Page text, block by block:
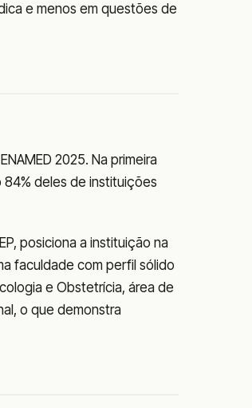
e menos em questões de
2025. Na primeira
deles de instituições
posiciona a instituição na
faculdade com perfil sólido
e Obstetrícia, área de
o que demonstra